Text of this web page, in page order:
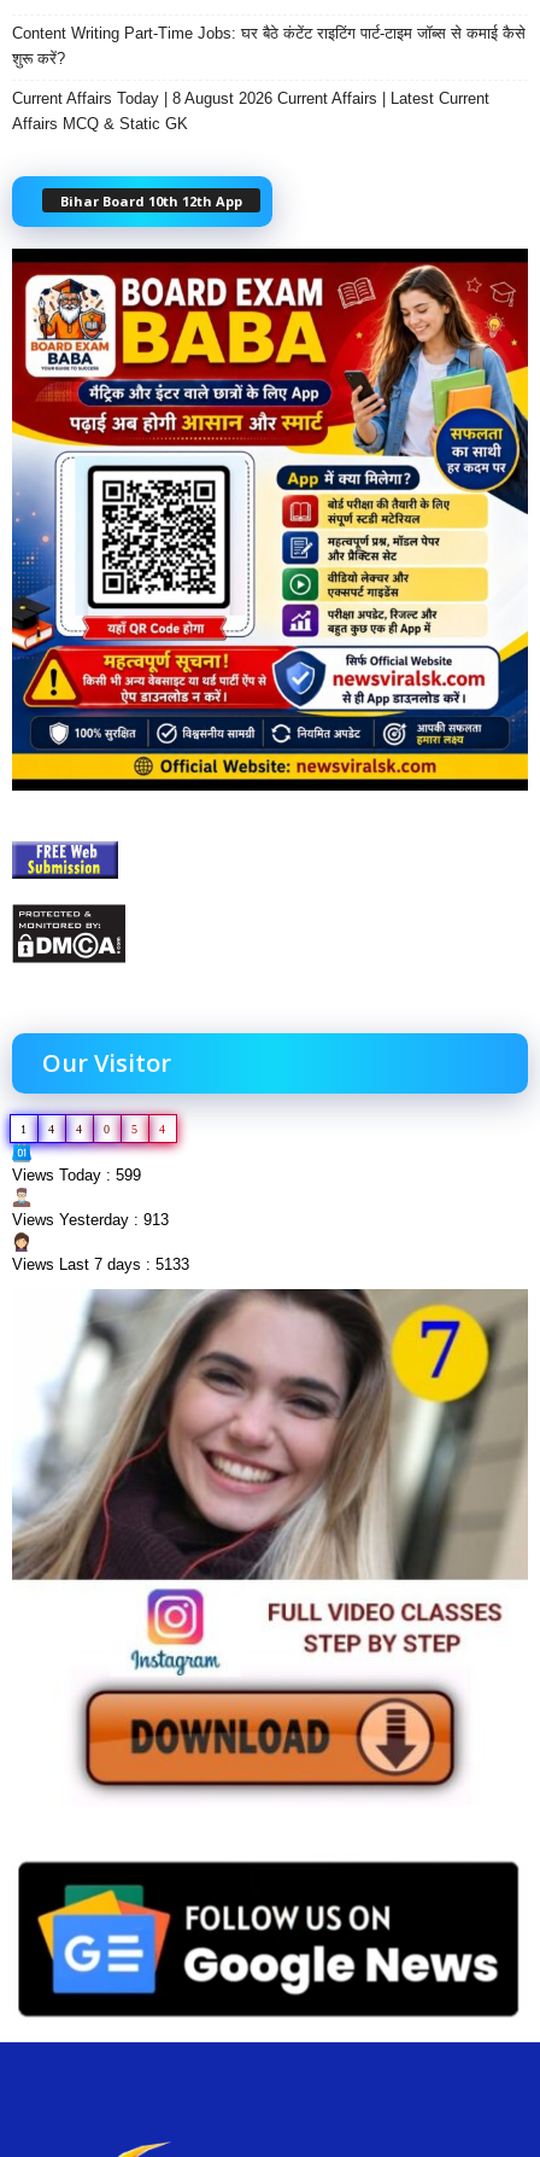
Content Writing Part-Time Jobs: घर बैठे कंटेंट राइटिंग पार्ट-टाइम जॉब्स से कमाई कैसे
शुरू करें?
Current Affairs Today | 8 August 2026 Current Affairs | Latest Current
Affairs MCQ & Static GK
Bihar Board 10th 12th App
Our Visitor
1 4 4 0 5 4
Views Today : 599
Views Yesterday : 913
Views Last 7 days : 5133